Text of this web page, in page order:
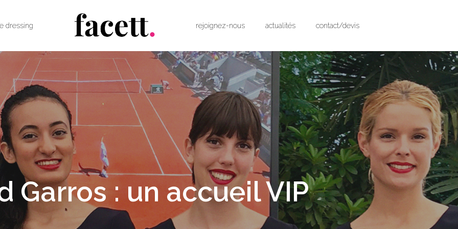
le dressing rejoignez-nous actualités contact/devis
Garros : un accueil VIP